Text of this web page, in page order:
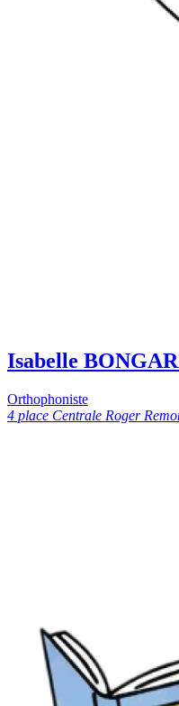
Isabelle
Orthophoniste
4 place Centrale Roger